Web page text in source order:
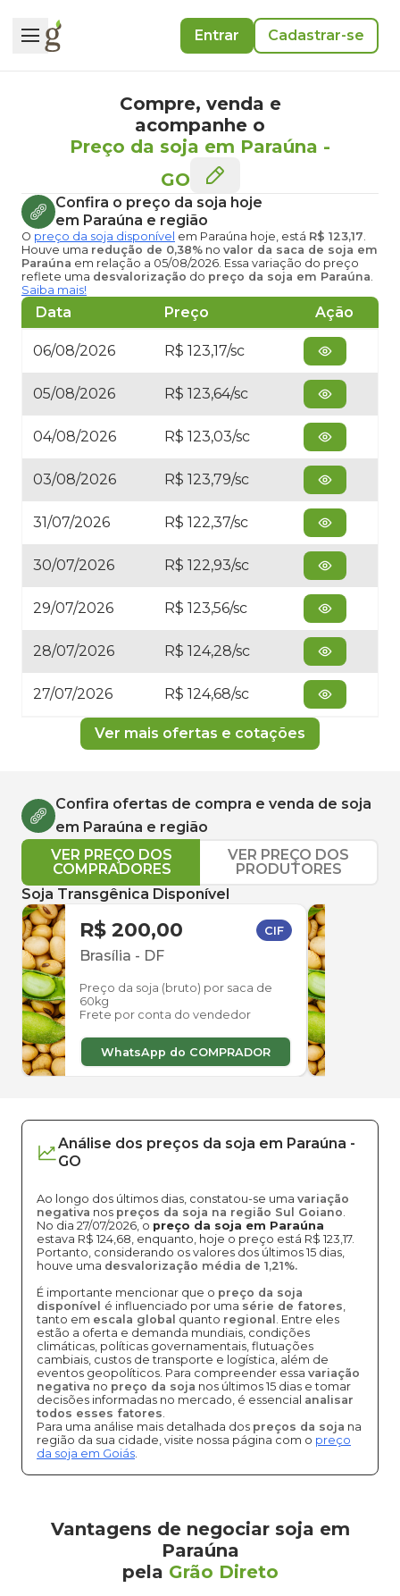
Entrar Cadastrar-se
Compre, venda e
acompanhe o
Preço da soja em Paraúna -
GO
Confira o preço da soja hoje
em Paraúna e região
O preço da soja disponível em Paraúna hoje, está R$ 123,17.
Houve uma redução de 0,38% no valor da saca de soja em
Paraúna em relação a 05/08/2026. Essa variação do preço
reflete uma desvalorização do preço da soja em Paraúna.
Saiba mais!
Data Preço Ação
06/08/2026 R$ 123,17/sc
05/08/2026 R$ 123,64/sc
04/08/2026 R$ 123,03/sc
03/08/2026 R$ 123,79/sc
31/07/2026 R$ 122,37/sc
30/07/2026 R$ 122,93/sc
29/07/2026 R$ 123,56/sc
28/07/2026 R$ 124,28/sc
27/07/2026 R$ 124,68/sc
Ver mais ofertas e cotações
Confira ofertas de compra e venda de soja
em Paraúna e região
VER PREÇO DOS
COMPRADORES
VER PREÇO DOS
PRODUTORES
Soja Transgênica Disponível
R$ 200,00 CIF
Brasília - DF
Preço da soja (bruto) por saca de
60kg
Frete por conta do vendedor
WhatsApp do COMPRADOR
Análise dos preços da soja em Paraúna -
GO
Ao longo dos últimos dias, constatou-se uma variação
negativa nos preços da soja na região Sul Goiano.
No dia 27/07/2026, o preço da soja em Paraúna
estava R$ 124,68, enquanto, hoje o preço está R$ 123,17.
Portanto, considerando os valores dos últimos 15 dias,
houve uma desvalorização média de 1,21%.
É importante mencionar que o preço da soja
disponível é influenciado por uma série de fatores,
tanto em escala global quanto regional . Entre eles
estão a oferta e demanda mundiais, condições
climáticas, políticas governamentais, flutuações
cambiais, custos de transporte e logística, além de
eventos geopolíticos. Para compreender essa variação
negativa no preço da soja nos últimos 15 dias e tomar
decisões informadas no mercado, é essencial analisar
todos esses fatores.
Para uma análise mais detalhada dos preços da soja na
região da sua cidade, visite nossa página com o preço
da soja em Goiás.
Vantagens de negociar soja em
Paraúna
pela Grão Direto